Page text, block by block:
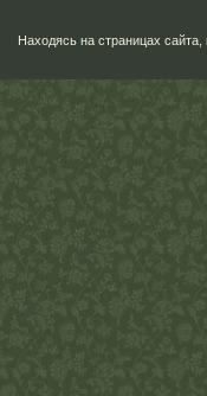
Находясь на страницах